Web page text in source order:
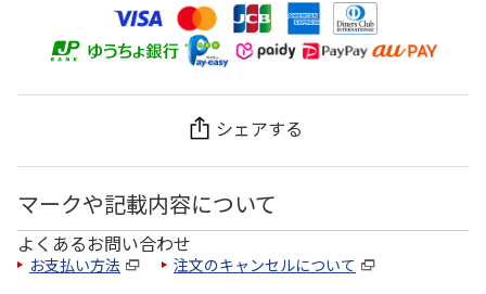
シェアする
マークや記載内容について
よくあるお問い合わせ
お支払い方法 注文のキャンセルについて